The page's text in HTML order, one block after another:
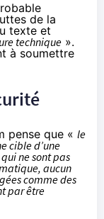
de la
texte et
technique ».
à soumettre
pense que « le
cible d’une
ne sont pas
aucun
comme des
par être